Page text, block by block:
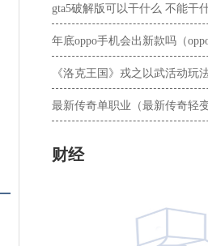
《洛克王国》戎之以武活动玩
最新传奇单职业（最新传奇轻变
财经